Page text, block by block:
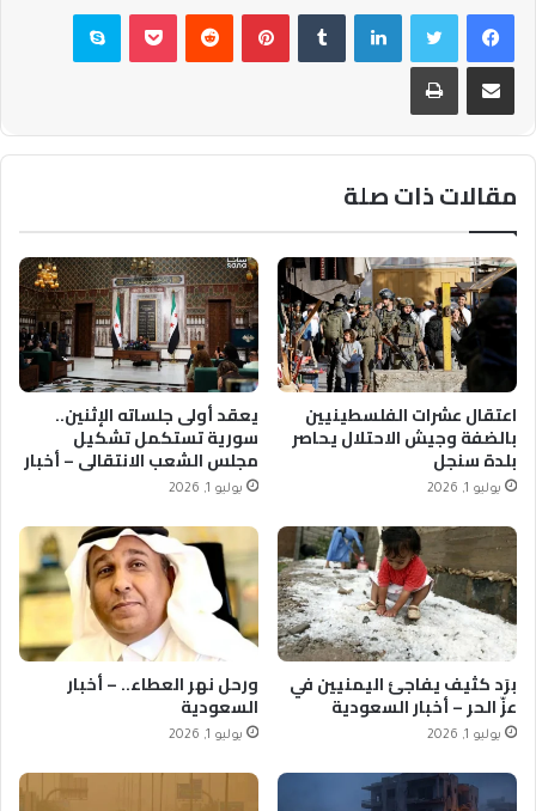
فيسبوكتويتر لينكدإن بينتيريست بوكيت سكايب
مشاركة عبر البريد طباعة
مقالات ذات صلة
اعتقال عشرات الفلسطينيين
بالضفة وجيش الاحتلال يحاصر
بلدة سنجل
يوليو 1, 2026
يعقد أولى جلساته الإثنين..
سورية تستكمل تشكيل
مجلس الشعب الانتقالي – أخبار
السعودية
يوليو 1, 2026
برَد كثيف يفاجئ اليمنيين في
عزّ الحر – أخبار السعودية
يوليو 1, 2026
ورحل نهر العطاء.. – أخبار
السعودية
يوليو 1, 2026